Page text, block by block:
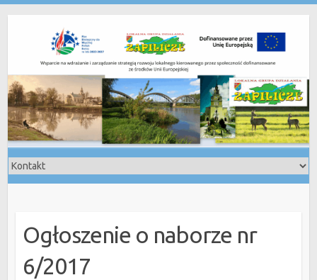
Ogłoszenie o naborze nr
6/2017